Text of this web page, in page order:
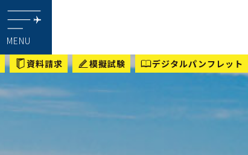
MENU
資料請求 模擬試験 デジタルパンフレット